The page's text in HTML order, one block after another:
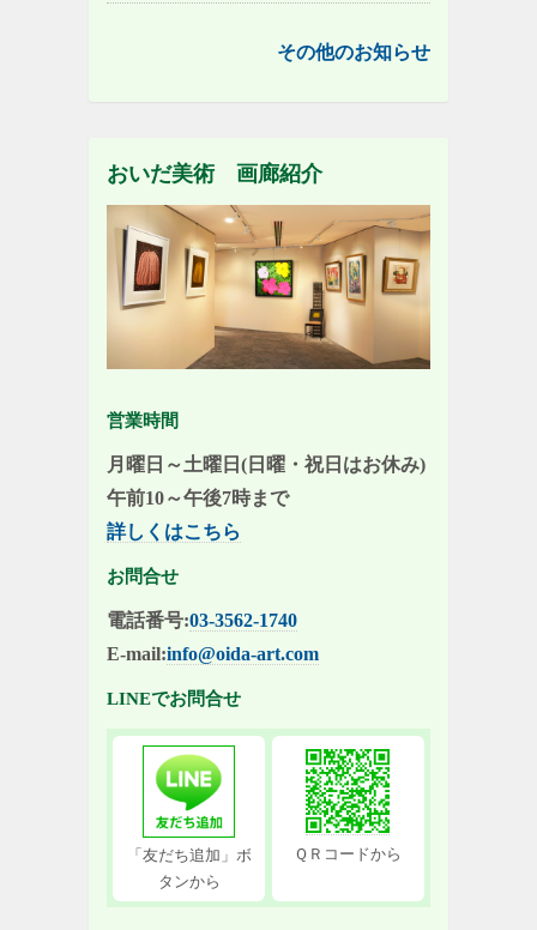
その他のお知らせ
おいだ美術 画廊紹介
営業時間
月曜日～土曜日(日曜・祝日はお休み)
午前10～午後7時まで
詳しくはこちら
お問合せ
電話番号:03-3562-1740
E-mail:info@oida-art.com
LINEでお問合せ
「友だち追加」ボ
タンから
ＱＲコードから